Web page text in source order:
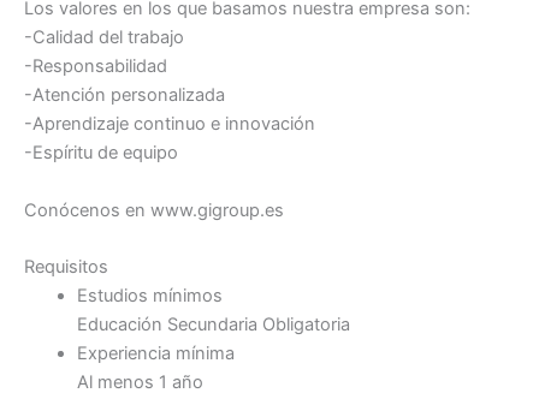
Los valores en los que basamos nuestra empresa son:
-Calidad del trabajo
-Responsabilidad
-Atención personalizada
-Aprendizaje continuo e innovación
-Espíritu de equipo
Conócenos en www.gigroup.es
Requisitos
Estudios mínimos
Educación Secundaria Obligatoria
Experiencia mínima
Al menos 1 año